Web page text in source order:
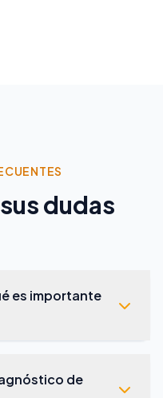
dudas
es importante
negocio (BCMS).
de